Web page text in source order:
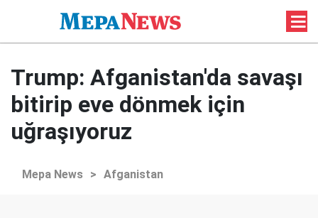
Trump: Afganistan'da savaşı
bitirip eve dönmek için
uğraşıyoruz
Mepa News > Afganistan